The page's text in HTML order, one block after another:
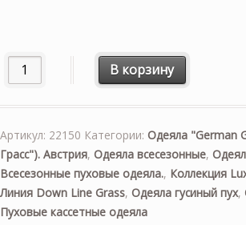
Количество товара «Luxe Down
В корзину
Артикул: 22150 Категории: Одеяла "German
Грасс"). Австрия, Одеяла всесезонные,
Всесезонные пуховые одеяла., Коллекция
Линия Down Line Grass, Одеяла гусиный пух,
Пуховые кассетные одеяла